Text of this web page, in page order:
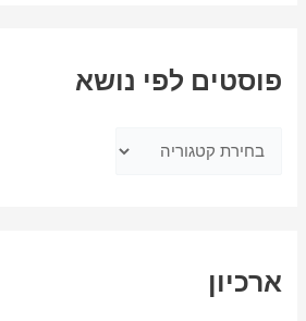
פוסטים לפי נושא
ארכיון